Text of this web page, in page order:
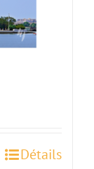
Détails